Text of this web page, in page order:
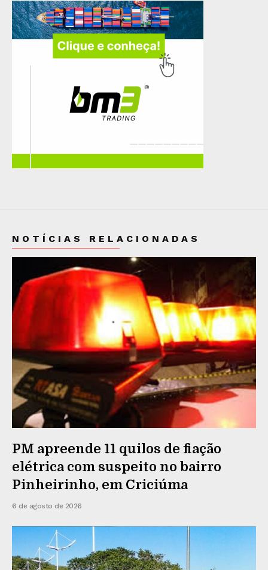
NOTÍCIAS RELACIONADAS
PM apreende 11 quilos de fiação
elétrica com suspeito no bairro
Pinheirinho, em Criciúma
6 de agosto de 2026